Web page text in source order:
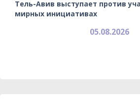
Тель-Авив выступает против
мирных инициативах
05.08.2026